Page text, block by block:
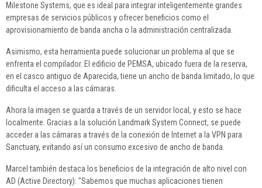
Milestone Systems, que es ideal para integrar inteligentemente grandes
empresas de servicios públicos y ofrecer beneficios como el
aprovisionamiento de banda ancha o la administración centralizada.
Asimismo, esta herramienta puede solucionar un problema al que se
enfrenta el compilador. El edificio de PEMSA, ubicado fuera de la reserva,
en el casco antiguo de Aparecida, tiene un ancho de banda limitado, lo que
dificulta el acceso a las cámaras.
Ahora la imagen se guarda a través de un servidor local, y esto se hace
localmente. Gracias a la solución Landmark System Connect, se puede
acceder a las cámaras a través de la conexión de Internet a la VPN para
Sanctuary, evitando así un consumo excesivo de ancho de banda.
Marcel también destaca los beneficios de la integración de alto nivel con
AD (Active Directory): "Sabemos que muchas aplicaciones tienen